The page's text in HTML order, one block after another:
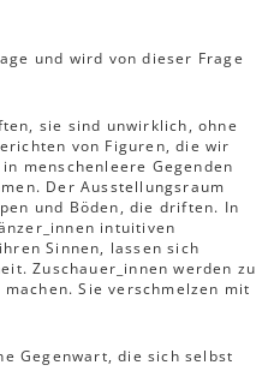
und wird von dieser Frage
sie sind unwirklich, ohne
von Figuren, die wir
menschenleere Gegenden
Der Ausstellungsraum
und Böden, die driften. In
intuitiven
Sinnen, lassen sich
Zuschauer_innen werden zu
Sie verschmelzen mit
Gegenwart, die sich selbst